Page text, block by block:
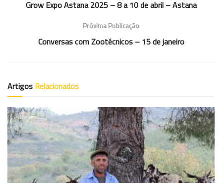
Grow Expo Astana 2025 – 8 a 10 de abril – Astana
Próxima Publicação
Conversas com Zootécnicos – 15 de janeiro
Artigos Relacionados